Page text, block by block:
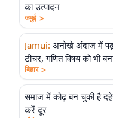
का उत्पादन
जमुई >
Jamui: अनोखे अंदाज में
टीचर, गणित विषय को भी
बिहार >
समाज में कोढ़ बन चुकी है
करें दूर